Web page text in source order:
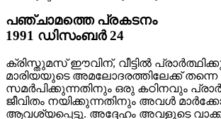
പഞ്ചാമത്തെ പ്രകടനം
1991 ഡിസംബർ 24
ക്രിസ്തുമസ് ഈവിന്, വീട്ടിൽ
മാരിയയുടെ അമലോദരത്തിലേക്ക് തന്നെ
സമർപിക്കുന്നതിനും ഒരു കഠിനവും
ജീവിതം നയിക്കുന്നതിനും അവൾ
ആവശ്യപ്പെട്ടു. അദ്ദേഹം അവളുടെ